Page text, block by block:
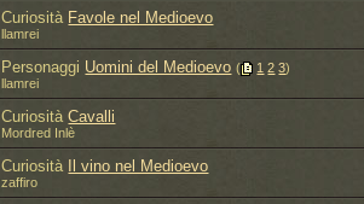
Curiosità Favole nel Medioevo
llamrei
Personaggi Uomini del Medioevo ‎( 1 2 3)
llamrei
CuriositàCavalli
Mordred Inlè
Curiosità Il vino nel Medioevo
zaffiro